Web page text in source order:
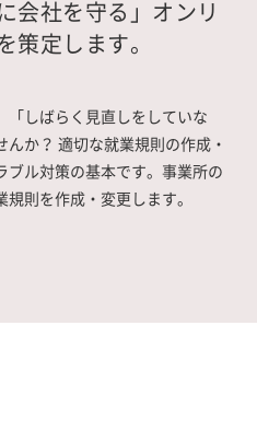
会社を守る」オンリ
策定します。
「しばらく見直しをしていな
か？ 適切な就業規則の作成・
ブル対策の基本です。事業所の
則を作成・変更します。